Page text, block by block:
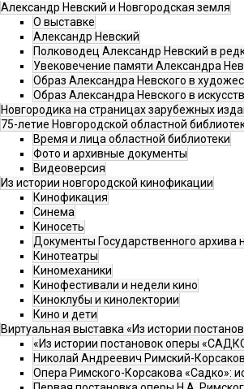
Александр Невский и Новгородская земля
О выставке
Александр Невский
Полководец Александр Невский в
Увековечение памяти Александра
Образ Александра Невского в
Образ Александра Невского в
Новгородика на страницах зарубежных
75-летие Новгородской областной
Время и лица областной библиотеки
Фото и архивные документы
Видеоверсия
Из истории новгородской кинофикации
Кинофикация
Синема
Киносеть
Документы Государственного архива
Кинотеатры
Киномеханики
Кинофестивали и недели кино
Киноклубы и кинолектории
Кино и дети
Виртуальная выставка «Из истории
«Из истории постановок оперы
Николай Андреевич Римский-Корсаков
Опера Римского-Корсакова «Садко»: